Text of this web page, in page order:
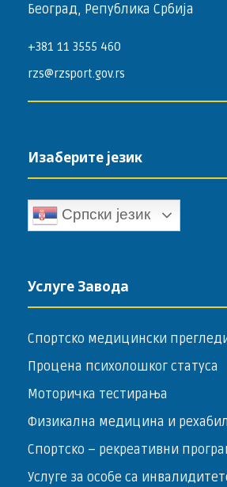
Београд, Република Србија
+381 11 3555 460
rzs@rzsport.gov.rs
Изаберите језик
Српски језик
Услуге Завода
Спортско медицински
Процена психолошког статуса
Моторичка тестирања
Физикална медицина и
Спортско – ­рекреативни
Услуге за особе са